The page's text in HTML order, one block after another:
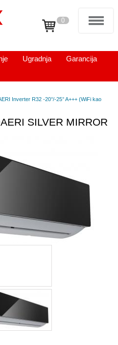
0
Ugradnja
Garancija
Inverter R32 -20°/-25° A+++ (WiFi kao
SILVER MIRROR